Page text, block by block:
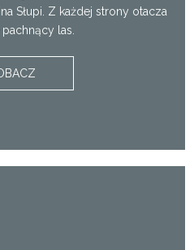
Słupi. Z każdej strony otacza
las.